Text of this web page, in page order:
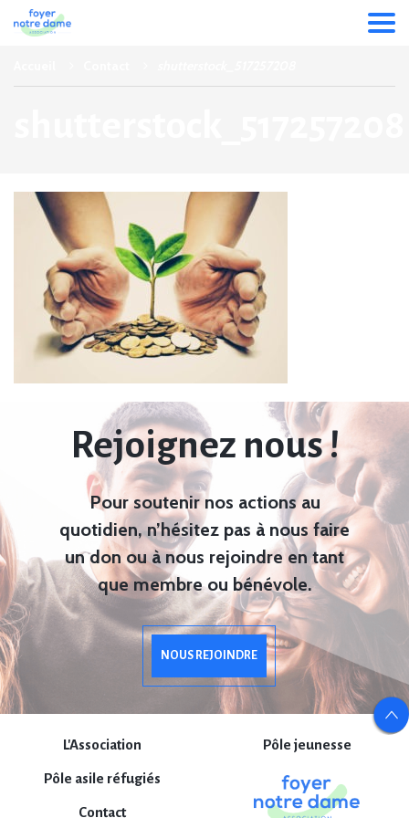
Rejoignez nous !
Pour soutenir nos actions au
quotidien, n’hésitez pas à nous faire
un don ou à nous rejoindre en tant
que membre ou bénévole.
NOUS REJOINDRE
L'Association Pôle jeunesse
Pôle asile réfugiés
Contact